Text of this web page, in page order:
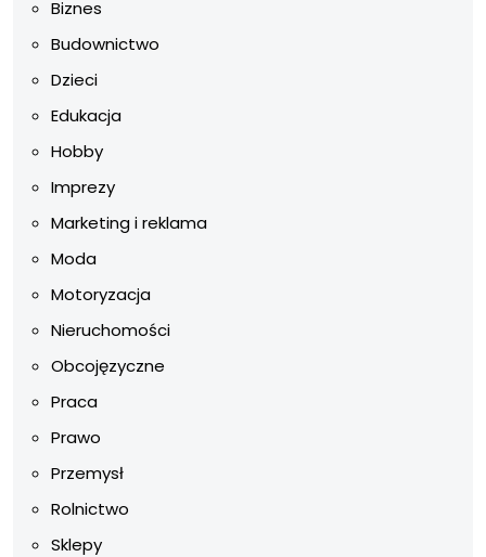
Biznes
Budownictwo
Dzieci
Edukacja
Hobby
Imprezy
Marketing i reklama
Moda
Motoryzacja
Nieruchomości
Obcojęzyczne
Praca
Prawo
Przemysł
Rolnictwo
Sklepy